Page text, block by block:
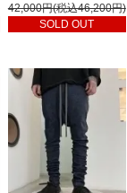
42,000円(税込46,200円)
SOLD OUT